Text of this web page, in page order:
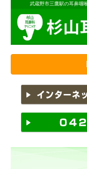
武蔵野市三鷹駅の耳鼻咽